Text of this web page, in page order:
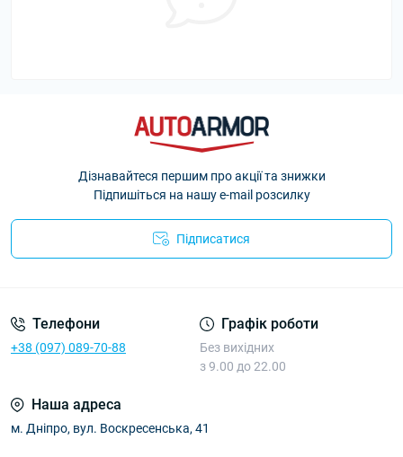
Дізнавайтеся першим про акції та знижки
Підпишіться на нашу e-mail розсилку
Підписатися
Телефони
+38 (097) 089-70-88
Графік роботи
Без вихідних
з 9.00 до 22.00
Наша адреса
м. Дніпро, вул. Воскресенська, 41